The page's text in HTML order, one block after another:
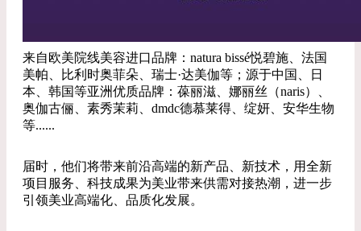
来自欧美院线美容进口品牌：natura bissé悦碧施、法国
美帕、比利时奥菲朵、瑞士·达美伽等；源于中国、日
本、韩国等亚洲优质品牌：葆丽滋、娜丽丝（naris）、
奥伽古俪、素秀茉莉、dmdc德慕莱得、绽妍、安华生物
等......
届时，他们将带来前沿高端的新产品、新技术，用全新
项目服务、科技成果为美业带来供需对接热潮，进一步
引领美业高端化、品质化发展。